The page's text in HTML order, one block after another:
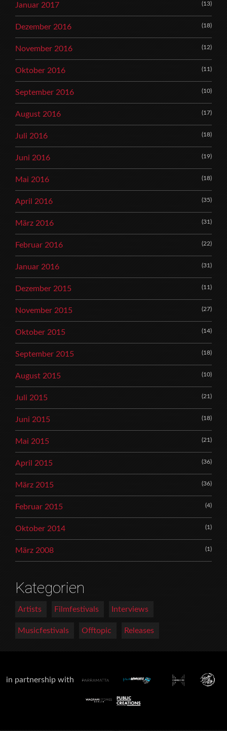
Januar 2017 (13)
Dezember 2016 (18)
November 2016 (12)
Oktober 2016 (11)
September 2016 (10)
August 2016 (17)
Juli 2016 (18)
Juni 2016 (19)
Mai 2016 (18)
April 2016 (35)
März 2016 (31)
Februar 2016 (22)
Januar 2016 (31)
Dezember 2015 (11)
November 2015 (27)
Oktober 2015 (14)
September 2015 (18)
August 2015 (10)
Juli 2015 (21)
Juni 2015 (18)
Mai 2015 (21)
April 2015 (36)
März 2015 (36)
Februar 2015 (4)
Oktober 2014 (1)
März 2008 (1)
Kategorien
Artists Filmfestivals Interviews
Musicfestivals Offtopic Releases
in partnership with